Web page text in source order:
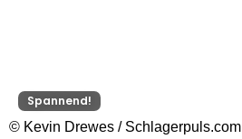
Spannend!
© Kevin Drewes / Schlagerpuls.com